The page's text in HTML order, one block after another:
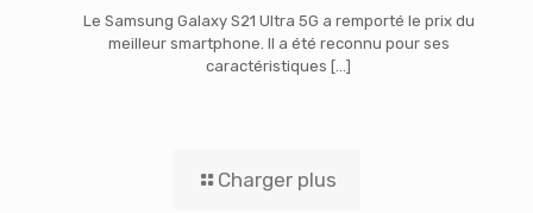
Le Samsung Galaxy S21 Ultra 5G a remporté le prix du
meilleur smartphone. Il a été reconnu pour ses
caractéristiques […]
Charger plus